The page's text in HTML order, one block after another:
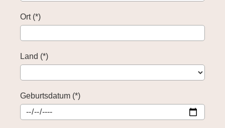
Ort (*)
Land (*)
Geburtsdatum (*)